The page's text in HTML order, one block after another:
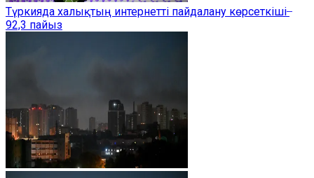
Түркияда халықтың интернетті пайдалану көрсеткіші ̶
92,3 пайыз